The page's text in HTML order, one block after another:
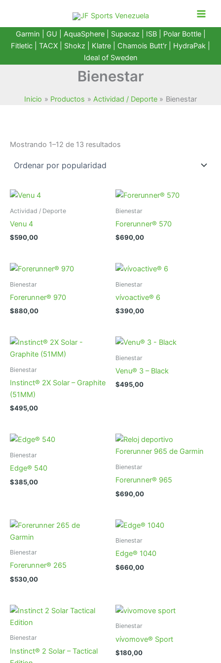
contenido
Garmin GU AquaSphere| Supacaz | ISB | Polar Bottle|
Fitletic
TACX Shokz Klatre Chamois Butt'r HydraPak
Ideal of Sweden
Bienestar
Inicio Productos Actividad / Deporte Bienestar
Mostrando 1–12 de 13 resultados
Actividad / Deporte
Venu 4
$590,00
Bienestar
Forerunner® 570
$690,00
Bienestar
Forerunner® 970
$880,00
Bienestar
vívoactive® 6
$390,00
Bienestar
Instinct® 2X Solar – Graphite
(51MM)
$495,00
Bienestar
Venu® 3 – Black
$495,00
Bienestar
Edge® 540
$385,00
Bienestar
Forerunner® 965
$690,00
Bienestar
Forerunner® 265
$530,00
Bienestar
Edge® 1040
$660,00
Bienestar
Instinct® 2 Solar – Tactical
Bienestar
vívomove® Sport
$180,00